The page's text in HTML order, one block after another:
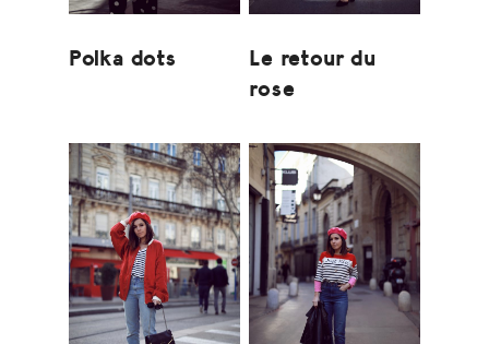
Polka dots
Le retour du
rose